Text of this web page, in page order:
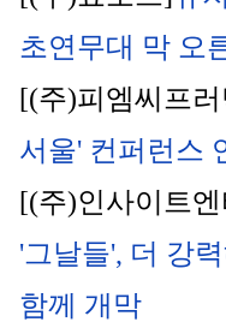
초연무대 막 오
[(주)피엠씨프
서울' 컨퍼런스
[(주)인사이트
'그날들', 더 강
함께 개막